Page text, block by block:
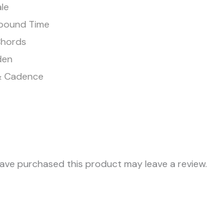
Time
Cadence
purchased this product may leave a review.